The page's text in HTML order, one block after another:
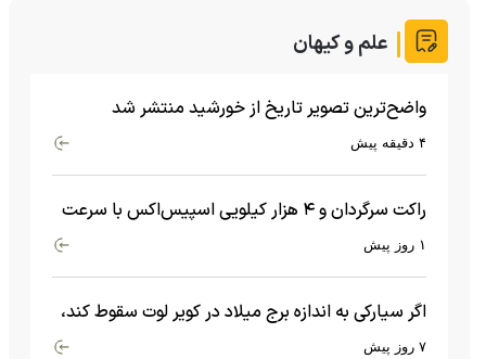
علم و کیهان
واضح‌ترین تصویر تاریخ از خورشید منتشر شد
۴ دقیقه پیش
راکت سرگردان و ۴ هزار کیلویی اسپیس‌اکس با سرعت
هشت هزار و ۶۹۰ کیلومتر در ساعت به ماه برخورد کرد۱ روز پیش
اگر سیارکی به اندازه برج میلاد در کویر لوت سقوط کند،
چه اتفاقی می‌افتد؟
۷ روز پیش